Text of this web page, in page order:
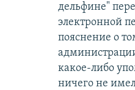
дельфине"
электронной
пояснение о
какое-либо
ничего не